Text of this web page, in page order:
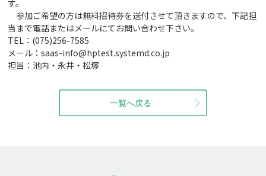
す。
参加ご希望の方は無料招待券を送付させて頂きますので、下記担
当まで電話またはメールにてお問い合わせ下さい。
TEL：(075)256-7585
メール：saas-info@hptest.systemd.co.jp
担当：池内・永井・松塚